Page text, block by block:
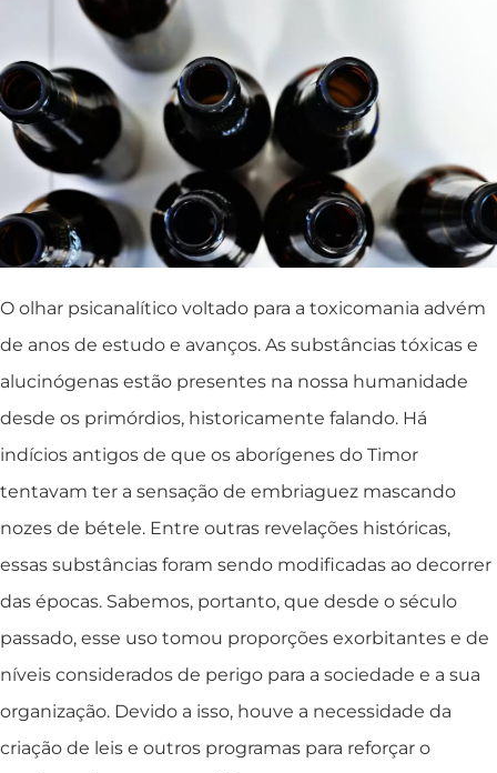
O olhar psicanalítico voltado para a toxicomania advém
de anos de estudo e avanços. As substâncias tóxicas e
alucinógenas estão presentes na nossa humanidade
desde os primórdios, historicamente falando. Há
indícios antigos de que os aborígenes do Timor
tentavam ter a sensação de embriaguez mascando
nozes de bétele. Entre outras revelações históricas,
essas substâncias foram sendo modificadas ao decorrer
das épocas. Sabemos, portanto, que desde o século
passado, esse uso tomou proporções exorbitantes e de
níveis considerados de perigo para a sociedade e a sua
organização. Devido a isso, houve a necessidade da
criação de leis e outros programas para reforçar o